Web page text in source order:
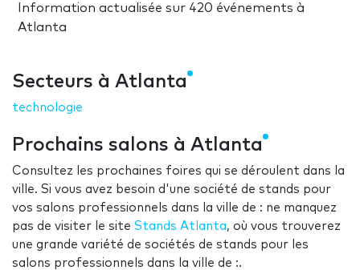
Information actualisée sur 420 événements à
Atlanta
Secteurs à Atlanta
technologie
Prochains salons à Atlanta
Consultez les prochaines foires qui se déroulent dans la
ville. Si vous avez besoin d'une société de stands pour
vos salons professionnels dans la ville de : ne manquez
pas de visiter le site Stands Atlanta, où vous trouverez
une grande variété de sociétés de stands pour les
salons professionnels dans la ville de :.